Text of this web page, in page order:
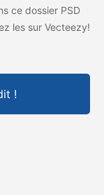
ce dossier PSD
les sur Vecteezy!
!